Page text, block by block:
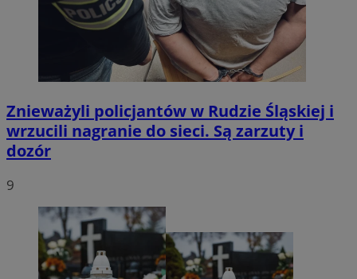
Znieważyli policjantów w Rudzie Śląskiej i
wrzucili nagranie do sieci. Są zarzuty i
dozór
9